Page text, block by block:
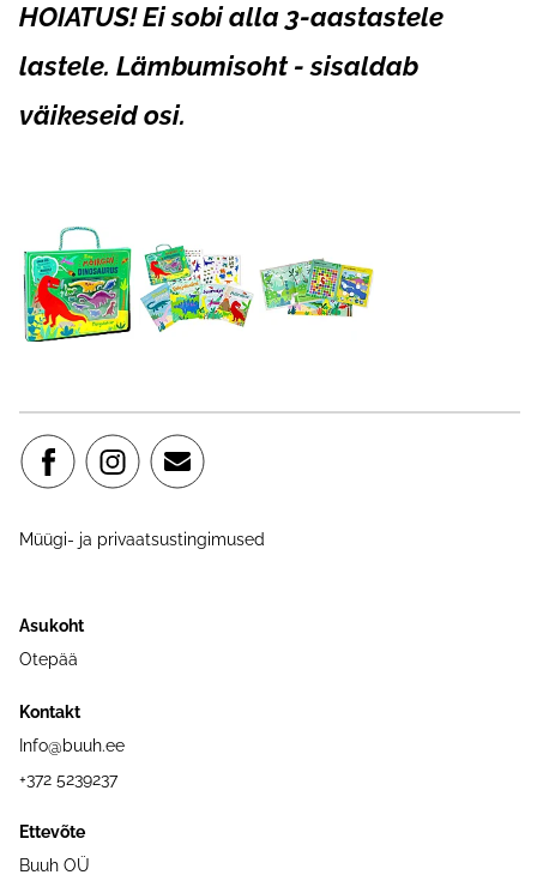
HOIATUS! Ei sobi alla 3-aastastele
lastele. Lämbumisoht - sisaldab
väikeseid osi.
Müügi- ja privaatsustingimused
Asukoht
Otepää
Kontakt
Info@buuh.ee
+372 5239237
Ettevõte
Buuh OÜ